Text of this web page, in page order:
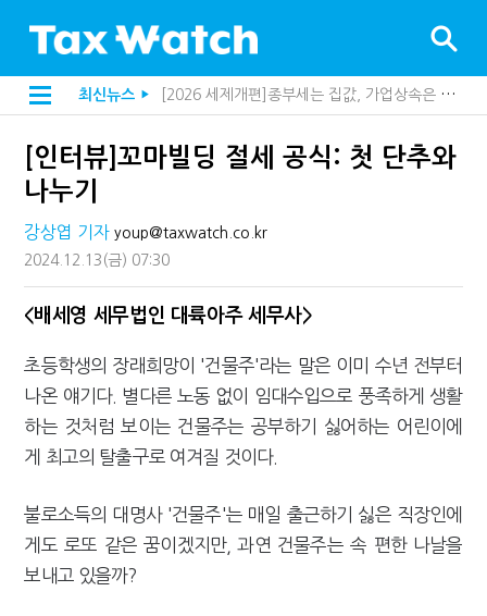
최신뉴스 ▶
해외 안 갔는데 긁힌 신용카드…관세청이 몇분 만에 찾아낸 비결은?
[2026 세제개편]10년 실거주도 불안…1주택자 세 부담 어떻게 달라질까
[인터뷰]중앙정부 돈으로만 못 산다…지자체도 '경영'의 시대
세무법인 HKL, 조사·재산세 전문가 임종수 세무사 영입
배달라이더 원천징수 세금 인하…환급 플랫폼 수익성 악화될까
고액자산가 더 옥죈다…해외신탁 미신고 제보에 포상금
반도체·AI로봇 국내 생산땐 세금 깎아준다
[2026 세제개편]종부세는 집값, 가업상속은 기술…납세자가 꼭 볼 5가지
[인터뷰]꼬마빌딩 절세 공식: 첫 단추와
나누기
강상엽 기자 youp@taxwatch.co.kr
2024.12.13 (금) 07:30
<배세영 세무법인 대륙아주 세무사>
초등학생의 장래희망이 '건물주'라는 말은 이미 수년 전부터
나온 얘기다. 별다른 노동 없이 임대수입으로 풍족하게 생활
하는 것처럼 보이는 건물주는 공부하기 싫어하는 어린이에
게 최고의 탈출구로 여겨질 것이다.
불로소득의 대명사 '건물주'는 매일 출근하기 싫은 직장인에
게도 로또 같은 꿈이겠지만, 과연 건물주는 속 편한 나날을
보내고 있을까?